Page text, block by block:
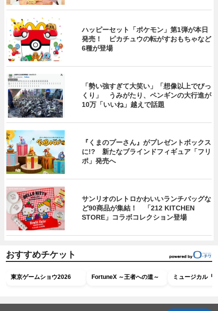
ハッピーセット「ポケモン」第1弾が本日
発売！ ピカチュウの転がすおもちゃなど
6種が登場
「勢い強すぎて大笑い」「想像以上でびっ
くり」 うみがたり、ペンギンの大行進が
10万「いいね」越えで話題
『くまのプーさん』がプレゼントボックス
に!? 新たなブラインドフィギュア「フリ
ポ」発売へ
サンリオのレトロかわいいランチバッグな
ど90商品が集結！ 「212 KITCHEN
STORE」コラボコレクション登場
おすすめチケット
東京ゲームショウ2026 FortuneX ～王者への道～ ミュージカル『